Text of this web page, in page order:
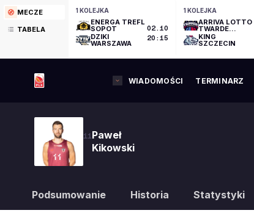
MECZE
TABELA
1 KOLEJKA
ENERGA TREFL
SOPOT
DZIKI
WARSZAWA
02.10
20:15
1 KOLEJKA
ARRIVA LOTTO
TWARDE
PIERNIKI
TORUŃ
KING
SZCZECIN
WIADOMOŚCI TERMINARZ
11Paweł
Kikowski
Podsumowanie Historia Statystyki